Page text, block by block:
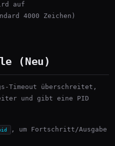
auf
4000 Zeichen)
(Neu)
Timeout überschreitet,
und gibt eine PID
, um Fortschritt/Ausgabe